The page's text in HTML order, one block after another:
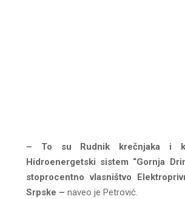
– To su Rudnik krečnjaka i
Hidroenergetski sistem “Gornja
stoprocentno vlasništvo
Srpske – naveo je Petrović.